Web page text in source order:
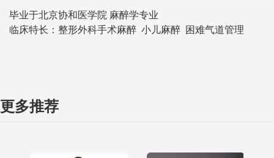
毕业于北京协和医学院 麻醉学专业
临床特长：整形外科手术麻醉 小儿麻醉 困难气道管理
更多推荐